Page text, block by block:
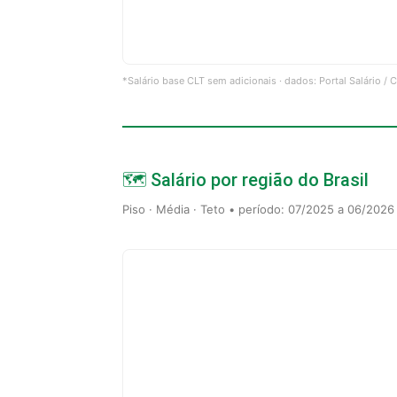
*Salário base CLT sem adicionais · dados: Portal Salário /
🗺️ Salário por região do Brasil
Piso · Média · Teto • período: 07/2025 a 06/2026